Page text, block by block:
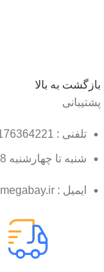
بازگشت به بالا
پشتیبانی
تلفنی : 09176364221
شنبه تا چهارشنبه 8 الی 16:30 - پنجشنبه 8 الی 14
ایمیل : info@megabay.ir